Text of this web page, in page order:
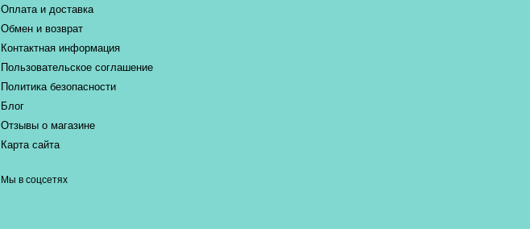
Оплата и доставка
Обмен и возврат
Контактная информация
Пользовательское соглашение
Политика безопасности
Блог
Отзывы о магазине
Карта сайта
Мы в соцсетях